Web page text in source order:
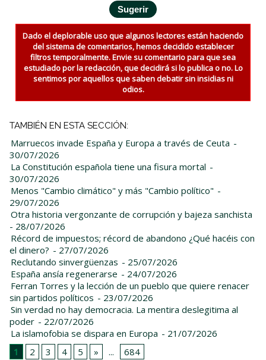
Dado el deplorable uso que algunos lectores están haciendo
del sistema de comentarios, hemos decidido establecer
filtros temporalmente. Envie su comentario para que sea
estudiado por la redacción, que decidirá si lo publica o no. Lo
sentimos por aquellos que saben debatir sin insidias ni
odios.
TAMBIÉN EN ESTA SECCIÓN:
Marruecos invade España y Europa a través de Ceuta -
30/07/2026
La Constitución española tiene una fisura mortal -
30/07/2026
Menos "Cambio climático" y más "Cambio político" -
29/07/2026
Otra historia vergonzante de corrupción y bajeza sanchista
- 28/07/2026
Récord de impuestos; récord de abandono ¿Qué hacéis con
el dinero? - 27/07/2026
Reclutando sinvergüenzas - 25/07/2026
España ansía regenerarse - 24/07/2026
Ferran Torres y la lección de un pueblo que quiere renacer
sin partidos políticos - 23/07/2026
Sin verdad no hay democracia. La mentira deslegitima al
poder - 22/07/2026
La islamofobia se dispara en Europa - 21/07/2026
1
2 3 4 5 » ... 684